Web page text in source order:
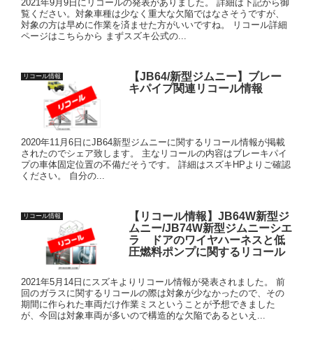
2021年9月9日にリコールの発表がありました。 詳細は下記から御
覧ください。対象車種は少なく重大な欠陥ではなさそうですが、
対象の方は早めに作業を済ませた方がいいですね。 リコール詳細
ページはこちらから まずスズキ公式の...
リコール情報
【JB64/新型ジムニー】ブレー
キパイプ関連リコール情報
2020年11月6日にJB64新型ジムニーに関するリコール情報が掲載
されたのでシェア致します。 主なリコールの内容はブレーキパイ
プの車体固定位置の不備だそうです。 詳細はスズキHPよりご確認
ください。 自分の...
リコール情報
【リコール情報】JB64W新型ジ
ムニー/JB74W新型ジムニーシエ
ラ ドアのワイヤハーネスと低
圧燃料ポンプに関するリコール
2021年5月14日にスズキよりリコール情報が発表されました。 前
回のガラスに関するリコールの際は対象が少なかったので、その
期間に作られた車両だけ作業ミスということが予想できました
が、今回は対象車両が多いので構造的な欠陥であるといえ...